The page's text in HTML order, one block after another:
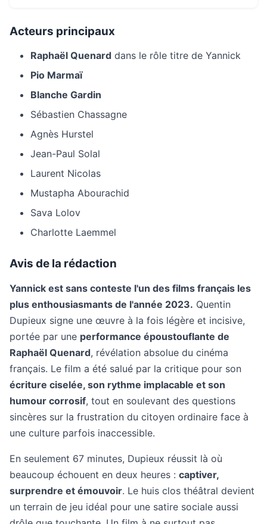
Acteurs principaux
Raphaël Quenard dans le rôle titre de Yannick
Pio Marmaï
Blanche Gardin
Sébastien Chassagne
Agnès Hurstel
Jean-Paul Solal
Laurent Nicolas
Mustapha Abourachid
Sava Lolov
Charlotte Laemmel
Avis de la rédaction
Yannick est sans conteste l'un des films français les
plus enthousiasmants de l'année 2023. Quentin
Dupieux signe une œuvre à la fois légère et incisive,
portée par une performance époustouflante de
Raphaël Quenard, révélation absolue du cinéma
français. Le film a été salué par la critique pour son
écriture ciselée, son rythme implacable et son
humour corrosif, tout en soulevant des questions
sincères sur la frustration du citoyen ordinaire face à
une culture parfois inaccessible.
En seulement 67 minutes, Dupieux réussit là où
beaucoup échouent en deux heures : captiver,
surprendre et émouvoir. Le huis clos théâtral devient
un terrain de jeu idéal pour une satire sociale aussi